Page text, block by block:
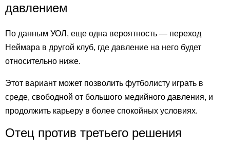
давлением
По данным УОЛ, еще одна вероятность — переход
Неймара в другой клуб, где давление на него будет
относительно ниже.
Этот вариант может позволить футболисту играть в
среде, свободной от большого медийного давления, и
продолжить карьеру в более спокойных условиях.
Отец против третьего решения